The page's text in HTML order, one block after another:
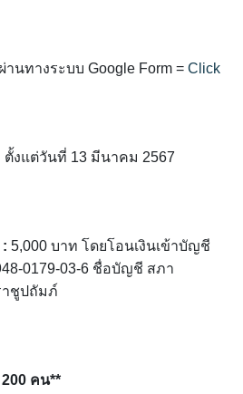
นทางระบบ Google Form = Click
ตั้งแต่วันที่ 13 มีนาคม 2567
5,000 บาท โดยโอนเงินเข้าบัญชี
0179-03-6 ชื่อบัญชี สภา
ชูปถัมภ์
คน**